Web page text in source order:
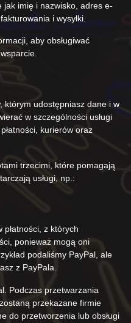
jak imię i nazwisko, adres e-
i wysyłki.
aby obsługiwać
którym udostępniasz dane i w
w szczególności usługi
kurierów oraz
trzecimi, które pomagają
usługi, np.:
z których
ponieważ mogą oni
podaliśmy PayPal, ale
z PayPala.
Podczas przetwarzania
przekazane firmie
do przetworzenia lub obsługi